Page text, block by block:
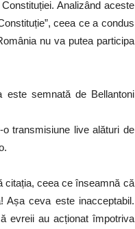
Analizând aceste
ceea ce a condus
nu va putea participa
este semnată de Bellantoni
transmisiune live alături de
citația, ceea ce înseamnă că
Așa ceva este inacceptabil.
evreii au acționat împotriva